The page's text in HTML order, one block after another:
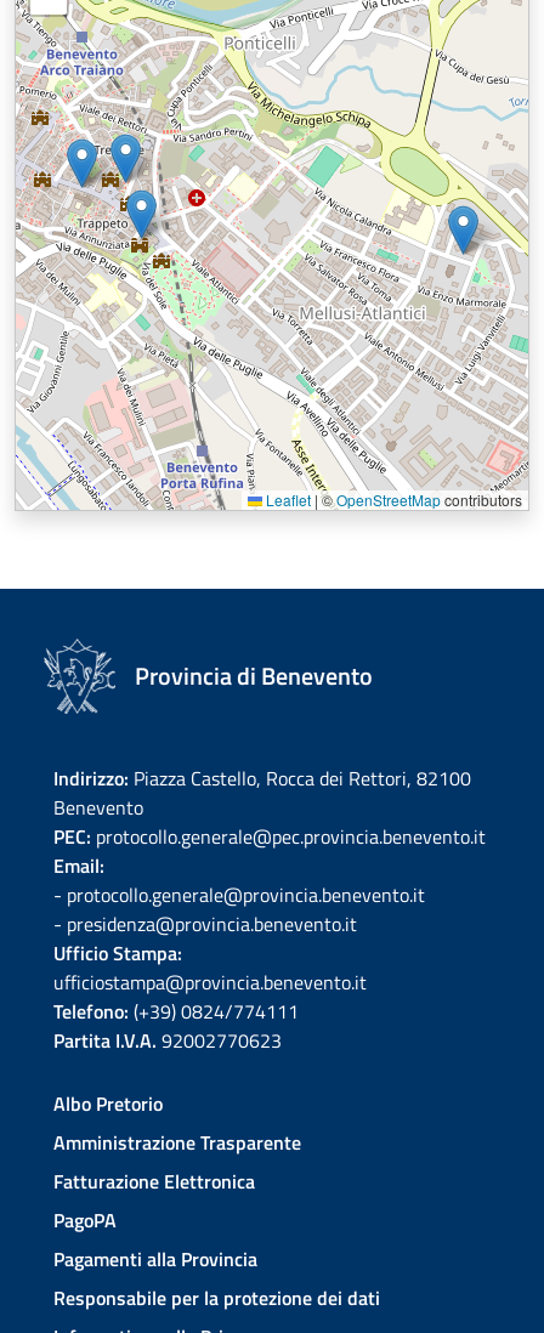
Leaflet |©OpenStreetMapcontributors
Provincia di Benevento
Indirizzo: Piazza Castello, Rocca dei Rettori, 82100
Benevento
PEC: protocollo.generale@pec.provincia.benevento.it
Email:
- protocollo.generale@provincia.benevento.it
- presidenza@provincia.benevento.it
Ufficio Stampa:
ufficiostampa@provincia.benevento.it
Telefono: (+39) 0824/774111
Partita I.V.A. 92002770623
Albo Pretorio
Amministrazione Trasparente
Fatturazione Elettronica
PagoPA
Pagamenti alla Provincia
Responsabile per la protezione dei dati